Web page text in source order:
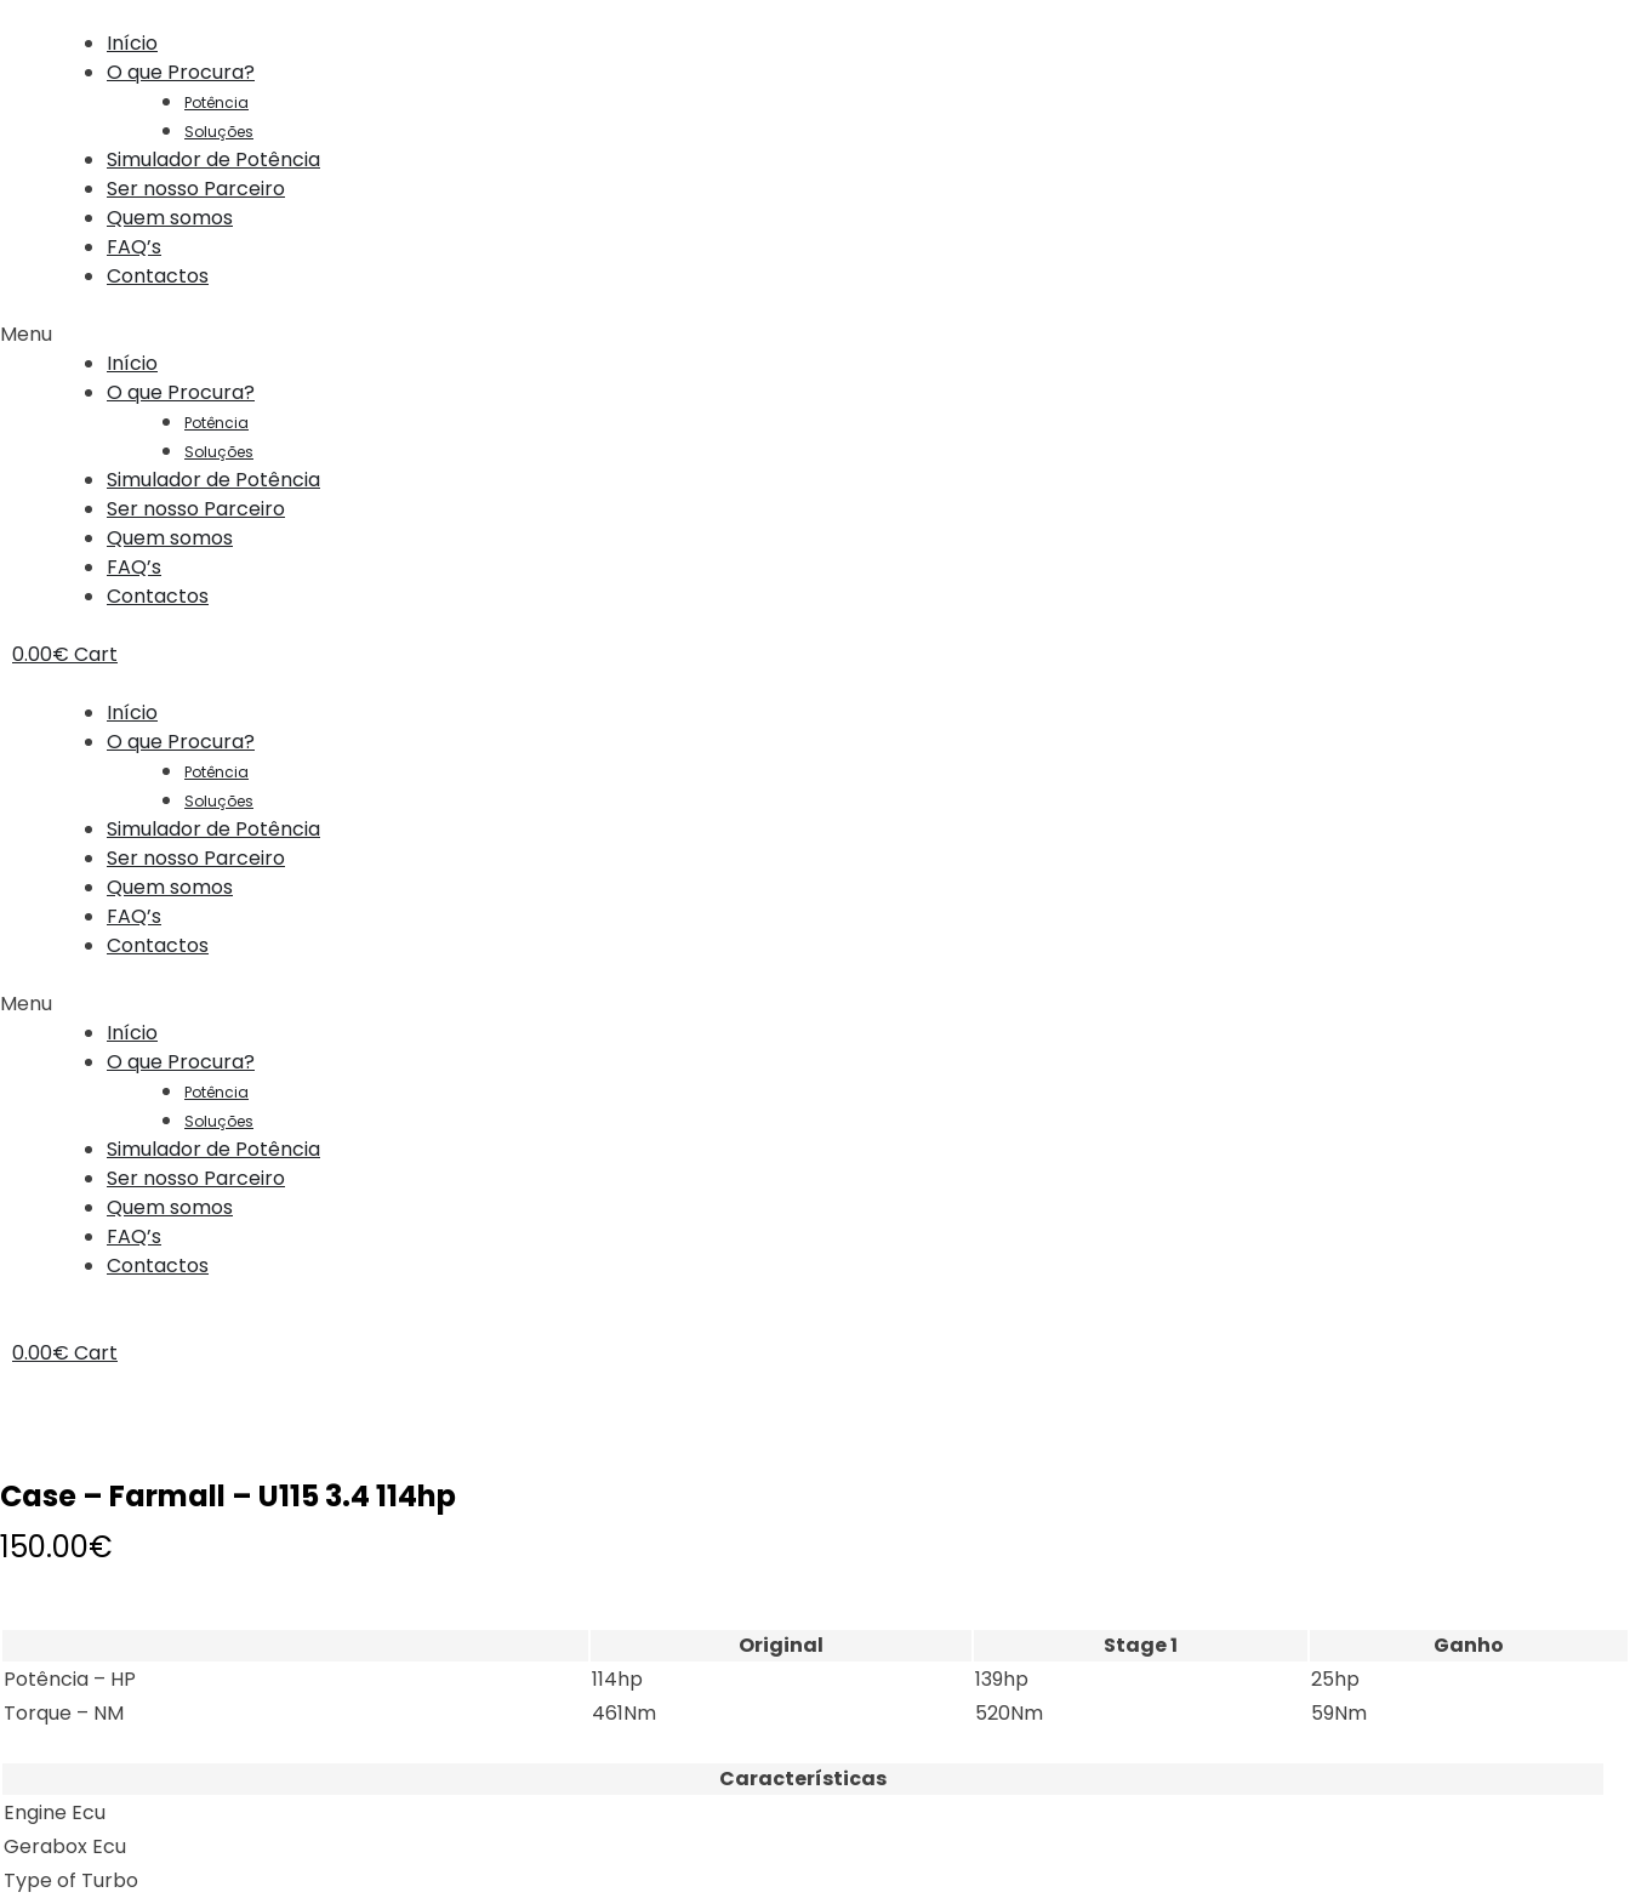
Início
O que Procura?
Potência
Soluções
Simulador de Potência
Ser nosso Parceiro
Quem somos
FAQ’s
Contactos
Menu
Início
O que Procura?
Potência
Soluções
Simulador de Potência
Ser nosso Parceiro
Quem somos
FAQ’s
Contactos
0.00€ Cart
Início
O que Procura?
Potência
Soluções
Simulador de Potência
Ser nosso Parceiro
Quem somos
FAQ’s
Contactos
Menu
Início
O que Procura?
Potência
Soluções
Simulador de Potência
Ser nosso Parceiro
Quem somos
FAQ’s
Contactos
0.00€ Cart
Case – Farmall – U115 3.4 114hp
150.00€
Original Stage 1
Ganho
Potência – HP
114hp 139hp
25hp
Torque – NM
461Nm 520Nm 59Nm
Características
Engine Ecu
Gerabox Ecu
Type of Turbo